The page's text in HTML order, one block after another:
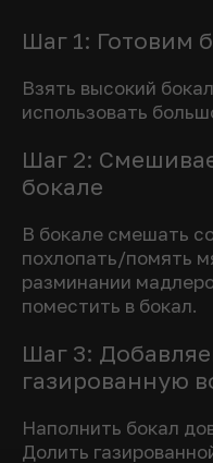
Шаг 1: Готовим
Взять высокий
использовать
Шаг 2:
бокале
В бокале смешать
похлопать/помять
разминании
поместить в бокал.
Шаг 3:
газированную
Наполнить бокал
Долить